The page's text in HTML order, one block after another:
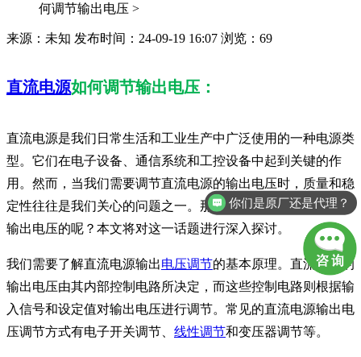
何调节输出电压 >
来源：未知 发布时间：24-09-19 16:07 浏览：69
直流电源如何调节输出电压：
直流电源是我们日常生活和工业生产中广泛使用的一种电源类
型。它们在电子设备、通信系统和工控设备中起到关键的作
用。然而，当我们需要调节直流电源的输出电压时，质量和稳
定性往往是我们关心的问题之一。那么，直流电源是如何调节
输出电压的呢？本文将对这一话题进行深入探讨。
我们需要了解直流电源输出电压调节的基本原理。直流电源的
输出电压由其内部控制电路所决定，而这些控制电路则根据输
入信号和设定值对输出电压进行调节。常见的直流电源输出电
压调节方式有电子开关调节、 线性调节和变压器调节等。
你们是原厂还是代理？